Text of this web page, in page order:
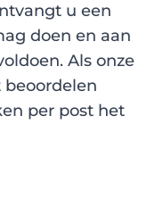
u een
doen en aan
Als onze
per post het